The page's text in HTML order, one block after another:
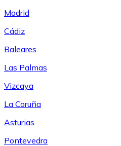
Madrid
Cádiz
Baleares
Las Palmas
Vizcaya
La Coruña
Asturias
Pontevedra